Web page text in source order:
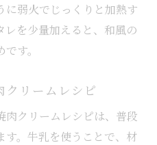
に弱火でじっくりと加熱す
レを少量加えると、和風の
す。
クリームレシピ
肉クリームレシピは、普段
す。牛乳を使うことで、材